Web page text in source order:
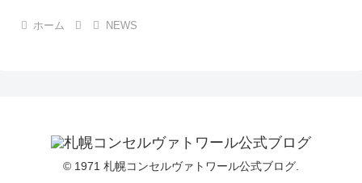
ホーム NEWS
© 1971 札幌コンセルヴァトワール公式ブログ.